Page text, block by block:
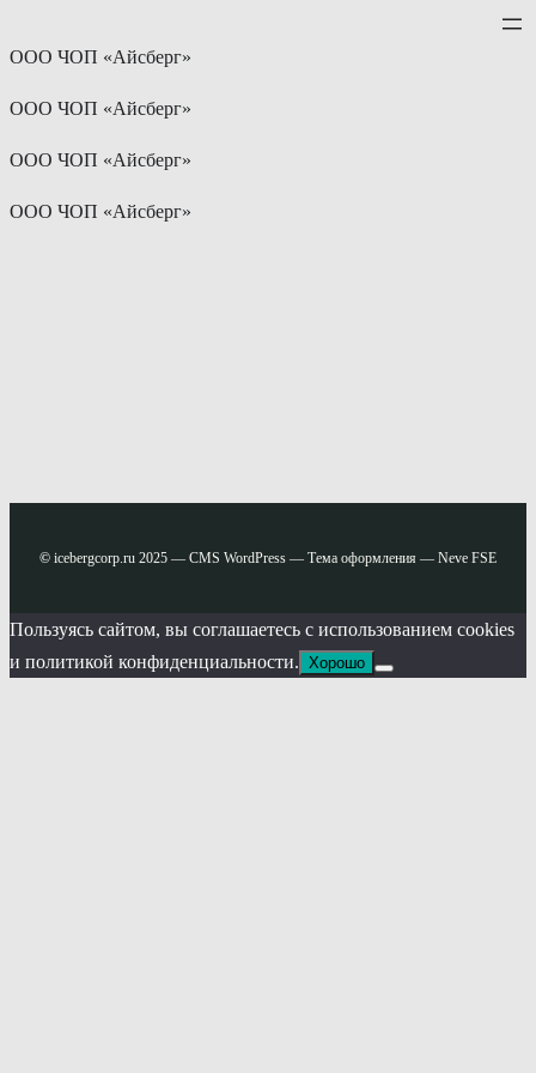
к
ООО ЧОП «Айсберг»
ООО ЧОП «Айсберг»
ООО ЧОП «Айсберг»
ООО ЧОП «Айсберг»
© icebergcorp.ru 2025 — CMS WordPress — Тема оформления — Neve FSE
Пользуясь сайтом, вы соглашаетесь с использованием cookies
и политикой конфиденциальности. Хорошо